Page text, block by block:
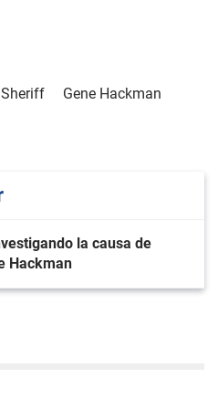
Sheriff
Gene Hackman
la causa de
Hackman